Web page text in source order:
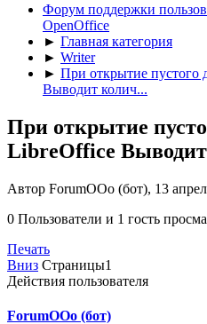
Форум поддержки
OpenOffice
► Главная категория
► Writer
► При открытие пустого
Выводит колич...
При открытие
LibreOffice
Автор ForumOOo (бот), 13
0 Пользователи и 1 гость
Печать
Вниз Страницы1
Действия пользователя
ForumOOo (бот)